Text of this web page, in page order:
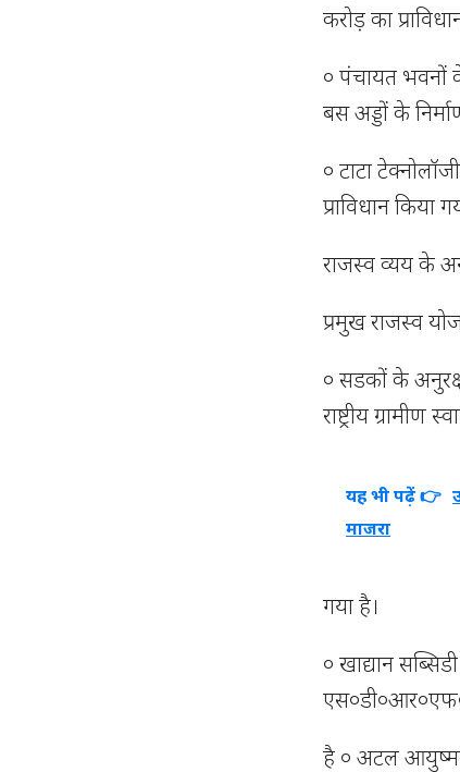
करोड़ का
० पंचायत भवनों
बस अड्डों के
० टाटा
प्राविधान किया
राजस्व व्यय के
प्रमुख राजस्व
० सडकों के
राष्ट्रीय
यह भी पढ़ें 👉
माजरा
गया है।
० खाद्यान
है ० अटल